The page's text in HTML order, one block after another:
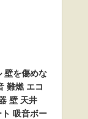
壁を傷めな
難燃 エコ
壁 天井
吸音ボー